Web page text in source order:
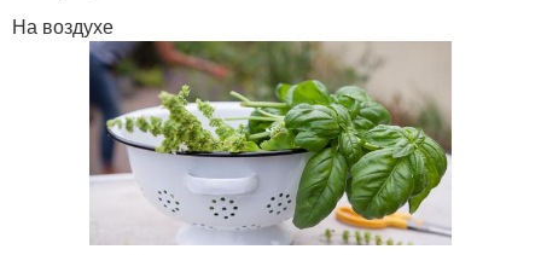
На воздухе